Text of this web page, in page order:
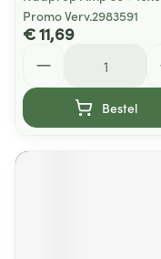
Promo Verv.2983591
€ 11,69
Bestel